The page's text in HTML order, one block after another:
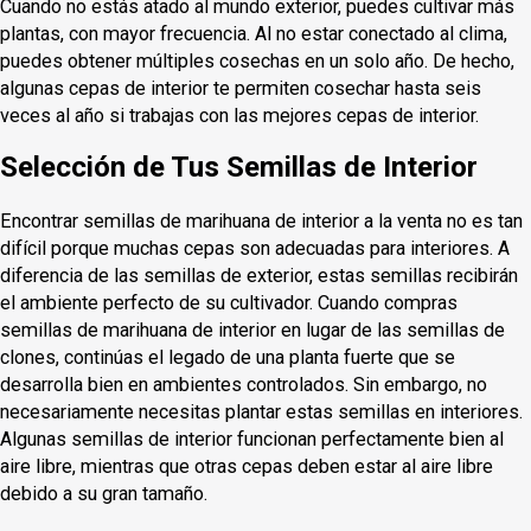
Cuando no estás atado al mundo exterior, puedes cultivar más
plantas, con mayor frecuencia. Al no estar conectado al clima,
puedes obtener múltiples cosechas en un solo año. De hecho,
algunas cepas de interior te permiten cosechar hasta seis
veces al año si trabajas con las mejores cepas de interior.
Selección de Tus Semillas de Interior
Encontrar semillas de marihuana de interior a la venta no es tan
difícil porque muchas cepas son adecuadas para interiores. A
diferencia de las semillas de exterior, estas semillas recibirán
el ambiente perfecto de su cultivador. Cuando compras
semillas de marihuana de interior en lugar de las semillas de
clones, continúas el legado de una planta fuerte que se
desarrolla bien en ambientes controlados. Sin embargo, no
necesariamente necesitas plantar estas semillas en interiores.
Algunas semillas de interior funcionan perfectamente bien al
aire libre, mientras que otras cepas deben estar al aire libre
debido a su gran tamaño.